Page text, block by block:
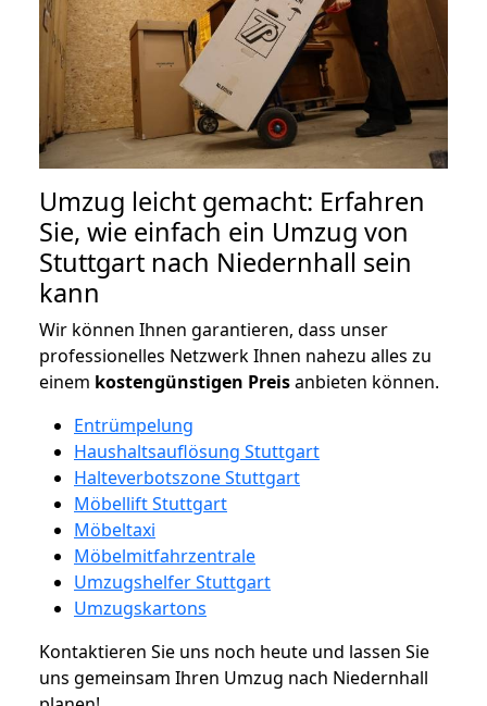
Umzug leicht gemacht: Erfahren
Sie, wie einfach ein Umzug von
Stuttgart nach Niedernhall sein
kann
Wir können Ihnen garantieren, dass unser
professionelles Netzwerk Ihnen nahezu alles zu
einem kostengünstigen Preisanbieten können.
Entrümpelung
Haushaltsauflösung Stuttgart
Halteverbotszone Stuttgart
Möbellift Stuttgart
Möbeltaxi
Möbelmitfahrzentrale
Umzugshelfer Stuttgart
Umzugskartons
Kontaktieren Sie uns noch heute und lassen Sie
uns gemeinsam Ihren Umzug nach Niedernhall